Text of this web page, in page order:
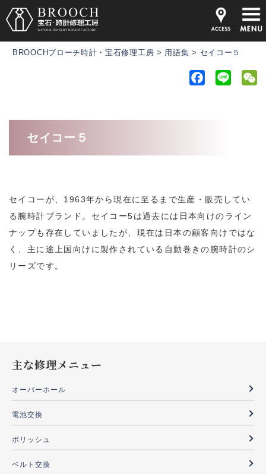
BROOCHブローチ時計・宝石修理工房 > 用語集 > セイコー５
セイコー５
セイコーが、1963年から現在に至るまで生産・販売してい
る腕時計ブランド。セイコー5は過去には日本向けのライン
ナップも存在していましたが、現在は日本の顧客向けではな
く、主に途上国向けに製作されている自動巻きの腕時計のシ
リーズです。
主な修理メニュー
オーバーホール
電池交換
ポリッシュ
ベルト交換